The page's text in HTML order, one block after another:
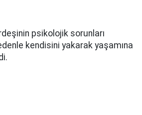
psikolojik sorunları
kendisini yakarak yaşamına